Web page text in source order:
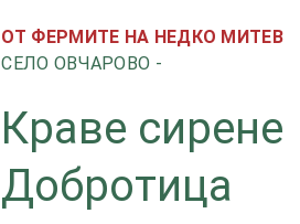
ОТ ФЕРМИТЕ НА НЕДКО МИТЕВ
СЕЛО ОВЧАРОВО -
Краве сирене
Добротица